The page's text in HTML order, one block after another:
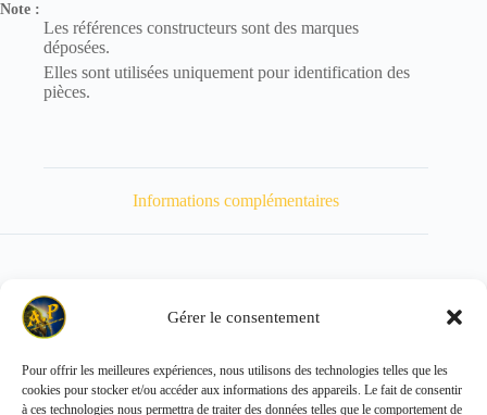
Gérer le consentement
Pour offrir les meilleures expériences, nous utilisons des technologies telles que les
cookies pour stocker et/ou accéder aux informations des appareils. Le fait de consentir
à ces technologies nous permettra de traiter des données telles que le comportement de
Note :
Les références constructeurs sont des marques
déposées.
Elles sont utilisées uniquement pour identification des
pièces.
Informations complémentaires
Poids 765 kg
Copyright © 2026 - ALL PARTS FRANCE SAS